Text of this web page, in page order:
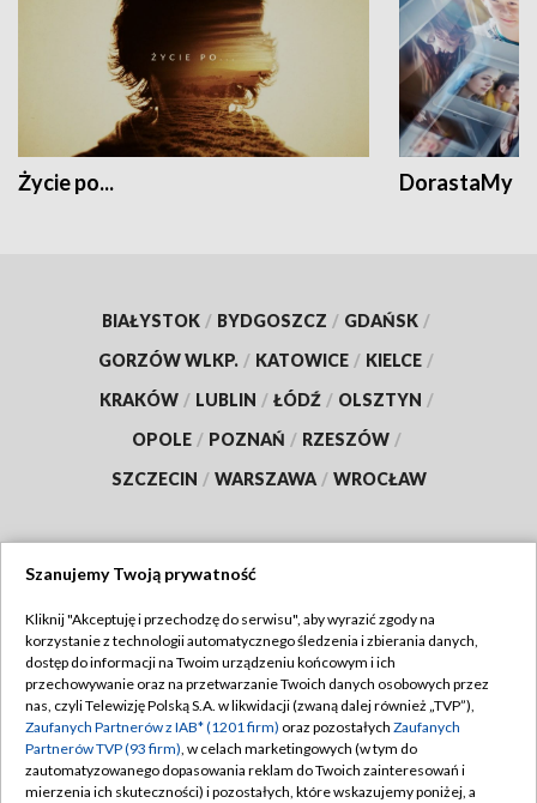
Życie po... DorastaMy
BIAŁYSTOK / BYDGOSZCZ / GDAŃSK /
GORZÓW WLKP. / KATOWICE / KIELCE /
KRAKÓW / LUBLIN / ŁÓDŹ / OLSZTYN /
OPOLE / POZNAŃ / RZESZÓW /
SZCZECIN / WARSZAWA / WROCŁAW
TVP
Abonament TVP
Emisja w TVP
Centrum informacji TVP
Regulamin TVP
Polityka prywatności
Moje zgody
Szanujemy Twoją prywatność
Kliknij "Akceptuję i przechodzę do serwisu", aby wyrazić zgody na
korzystanie z technologii automatycznego śledzenia i zbierania danych,
dostęp do informacji na Twoim urządzeniu końcowym i ich
przechowywanie oraz na przetwarzanie Twoich danych osobowych przez
nas, czyli Telewizję Polską S.A. w likwidacji (zwaną dalej również „TVP”),
Zaufanych Partnerów z IAB* (1201 firm) oraz pozostałych Zaufanych
Partnerów TVP (93 firm), w celach marketingowych (w tym do
zautomatyzowanego dopasowania reklam do Twoich zainteresowań i
mierzenia ich skuteczności) i pozostałych, które wskazujemy poniżej, a